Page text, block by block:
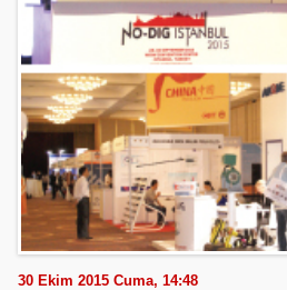
30 Ekim 2015 Cuma, 14:48